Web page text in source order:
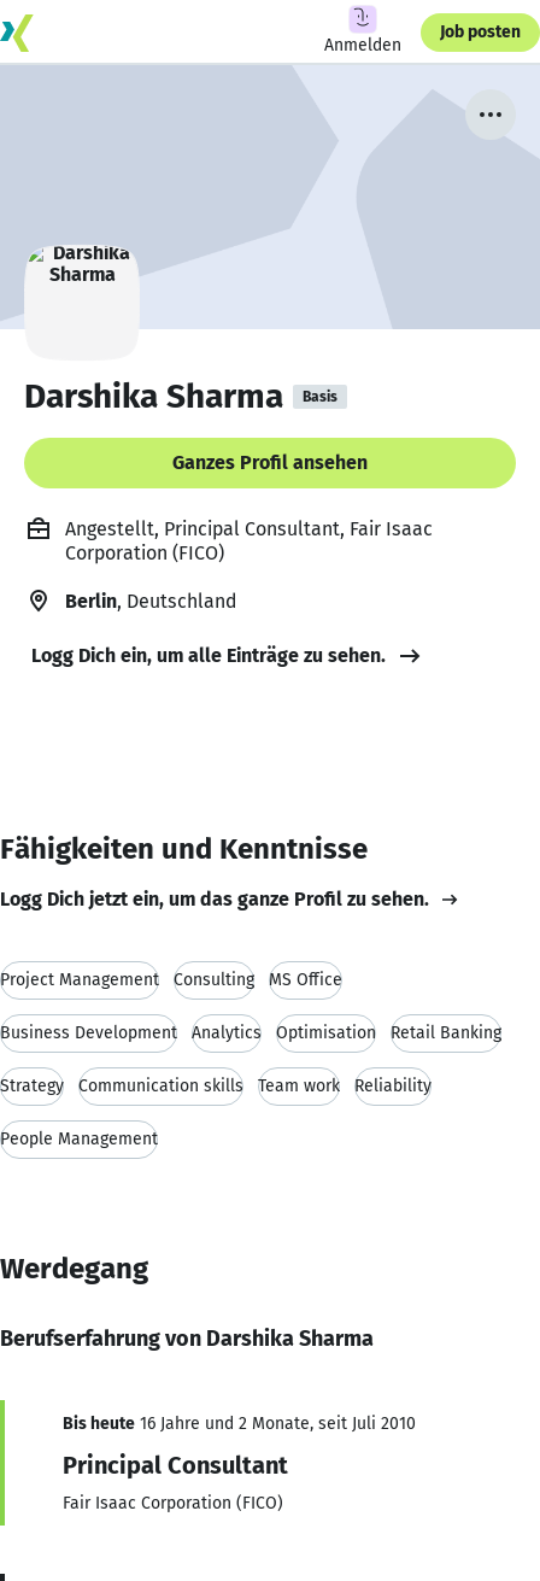
Anmelden
Job posten
Darshika Sharma Basis
Ganzes Profil ansehen
Angestellt, Principal Consultant, Fair Isaac
Corporation (FICO)
Berlin, Deutschland
Logg Dich ein, um alle Einträge zu sehen.
Fähigkeiten und Kenntnisse
Logg Dich jetzt ein, um das ganze Profil zu sehen.
Project Management Consulting MS Office
Business Development Analytics Optimisation Retail Banking
Strategy Communication skills Team work Reliability
People Management
Werdegang
Berufserfahrung von Darshika Sharma
Bis heute 16 Jahre und 2 Monate, seit Juli 2010
Principal Consultant
Fair Isaac Corporation (FICO)